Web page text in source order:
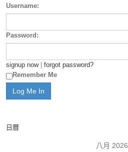
Username:
Password:
signup now| forgot password?
Remember Me
日曆
八月 2026